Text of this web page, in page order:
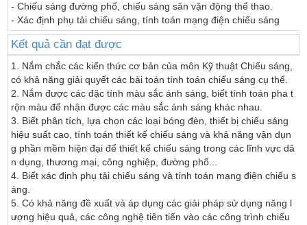
- Chiếu sáng đường phố, chiếu sáng sân vận động thể thao.
- Xác định phụ tải chiếu sáng, tính toán mạng điện chiếu sáng
Kết quả cần đạt được
1. Nắm chắc các kiến thức cơ bản của môn Kỹ thuật Chiếu sáng,
có khả năng giải quyết các bài toán tính toán chiếu sáng cụ thể.
2. Nắm được các đặc tính màu sắc ánh sáng, biết tính toán pha t
rộn màu để nhận được các màu sắc ánh sáng khác nhau.
3. Biết phân tích, lựa chọn các loại bóng đèn, thiết bị chiếu sáng
hiệu suất cao, tính toán thiết kế chiếu sáng và khả năng vận dụn
g phần mềm hiện đại để thiết kế chiếu sáng trong các lĩnh vực dâ
n dụng, thương mại, công nghiệp, đường phố...
4. Biết xác định phụ tải chiếu sáng và tính toán mạng điện chiếu s
áng.
5. Có khả năng đề xuất và áp dụng các giải pháp sử dụng năng l
ượng hiệu quả, các công nghệ tiên tiến vào các công trình chiếu